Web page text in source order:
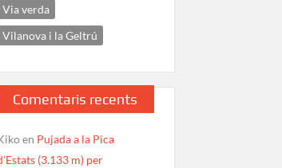
Via verda
Vilanova i la Geltrú
Comentaris recents
en Pujada a la Pica
(3.133 m) per